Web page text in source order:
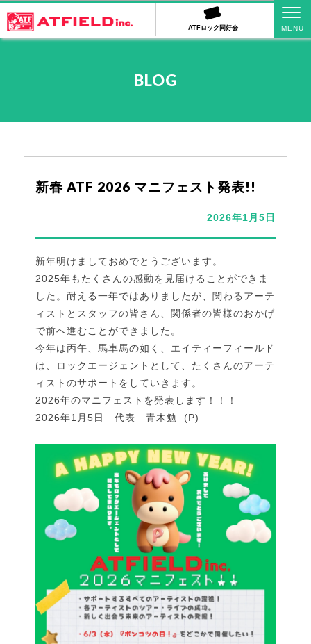
ATFロック同好会
BLOG
新春 ATF 2026 マニフェスト発表!!
2026年1月5日
新年明けましておめでとうございます。
2025年もたくさんの感動を見届けることができま
した。耐える一年ではありましたが、関わるアーテ
ィストとスタッフの皆さん、関係者の皆様のおかげ
で前へ進むことができました。
今年は丙午、馬車馬の如く、エイティーフィールド
は、ロックエージェントとして、たくさんのアーテ
ィストのサポートをしていきます。
2026年のマニフェストを発表します！！！
2026年1月5日 代表 青木勉 (P)